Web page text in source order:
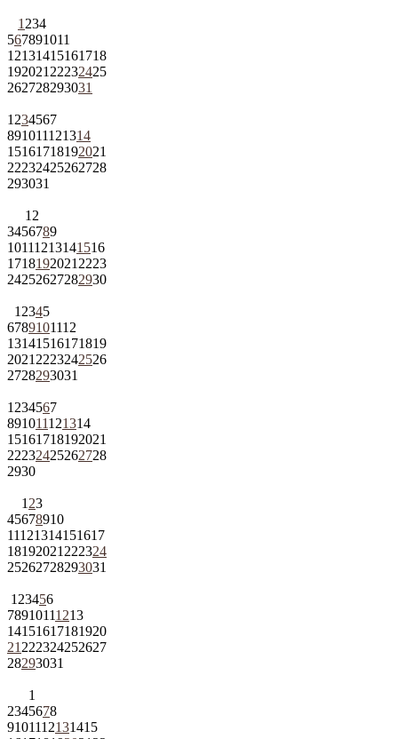
1 234
567891011
12131415161718
192021 22232425
262728293031
1 234567
891011121314
15161718192021
22232425262728
293031
1 2
3456789
10111213141516
1718192021 2223
24252627282930
1 2345
6789101112
13141516171819
2021 2223242526
2728293031
1 234567
891011121314
15161718192021
22232425262728
2930
1 23
45678910
11121314151617
18192021 222324
25262728293031
1 23456
78910111213
14151617181920
21 222324252627
28293031
1
2345678
9101112131415